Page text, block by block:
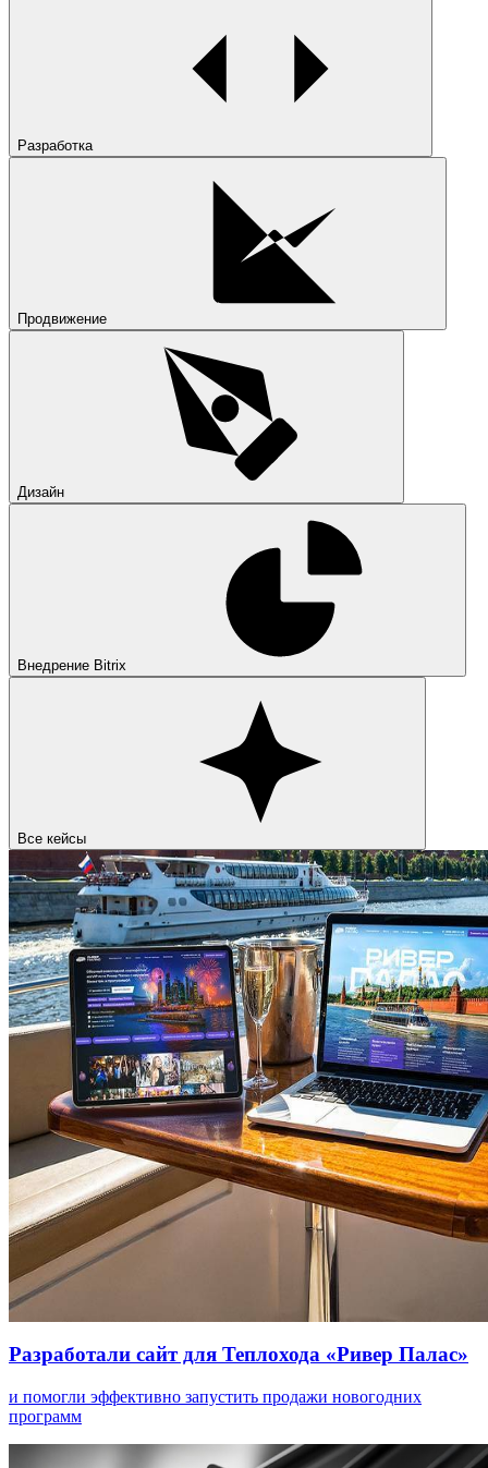
Разработка
Продвижение
Дизайн
Внедрение Bitrix
Все кейсы
Разработали сайт для Теплохода «Ривер Палас»
и помогли эффективно запустить продажи новогодних
программ